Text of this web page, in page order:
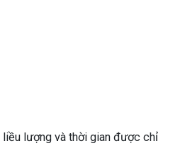
liều lượng và thời gian được chỉ